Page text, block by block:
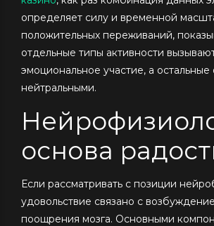
определяет силу и временной
положительных переживаний,
отдельные типы активности
эмоциональное участие, а остальные
нейтральными.
основа
Если рассматривать с позиции
удовольствие связано с
поощрения мозга. Основными